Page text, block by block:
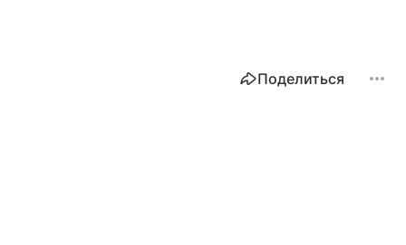
Поделиться